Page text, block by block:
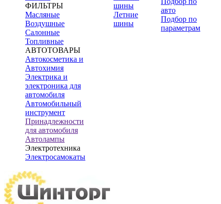
ФИЛЬТРЫ
Масляные
Воздушные
Салонные
Топливные
АВТОТОВАРЫ
Автокосметика и
Автохимия
Электрика и
электроника для
автомобиля
Автомобильный
инструмент
Принадлежности
для автомобиля
Автолампы
Электротехника
Электросамокаты
шины
Летние
шины
авто
Подбор по
параметрам